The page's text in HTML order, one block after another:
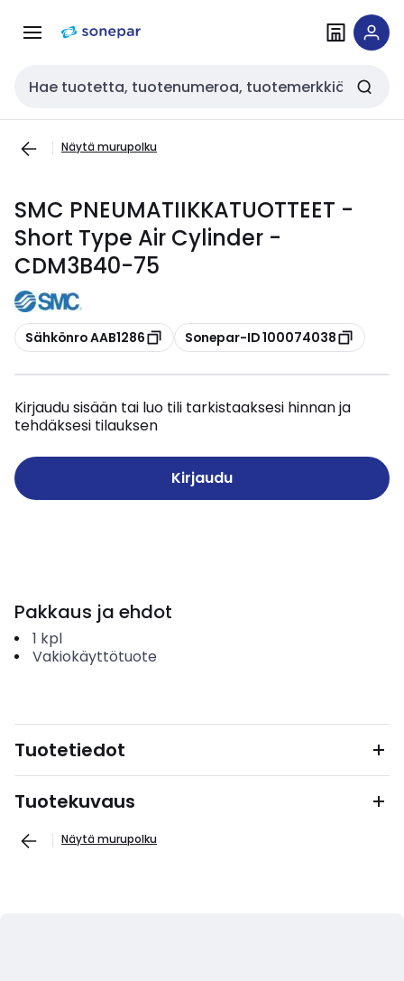
navigointiinsisältöön
Haku
Näytä murupolku
SMC PNEUMATIIKKATUOTTEET -
Short Type Air Cylinder -
CDM3B40-75
Kopioi
Sähkönro AAB1286 Kopioi
Sonepar-ID 100074038
Kirjaudu sisään tai luo tili tarkistaaksesi hinnan ja
tehdäksesi tilauksen
Kirjaudu
Pakkaus ja ehdot
1 kpl
Vakiokäyttötuote
Tuotetiedot
Tuotekuvaus
Näytä murupolku